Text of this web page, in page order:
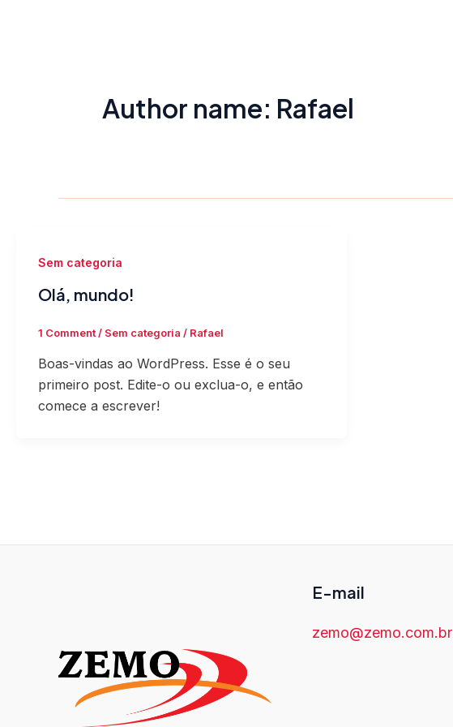
Author name: Rafael
Sem categoria
Olá, mundo!
1 Comment/ Sem categoria / Rafael
Boas-vindas ao WordPress. Esse é o seu
primeiro post. Edite-o ou exclua-o, e então
comece a escrever!
E-mail
zemo@zemo.com.br